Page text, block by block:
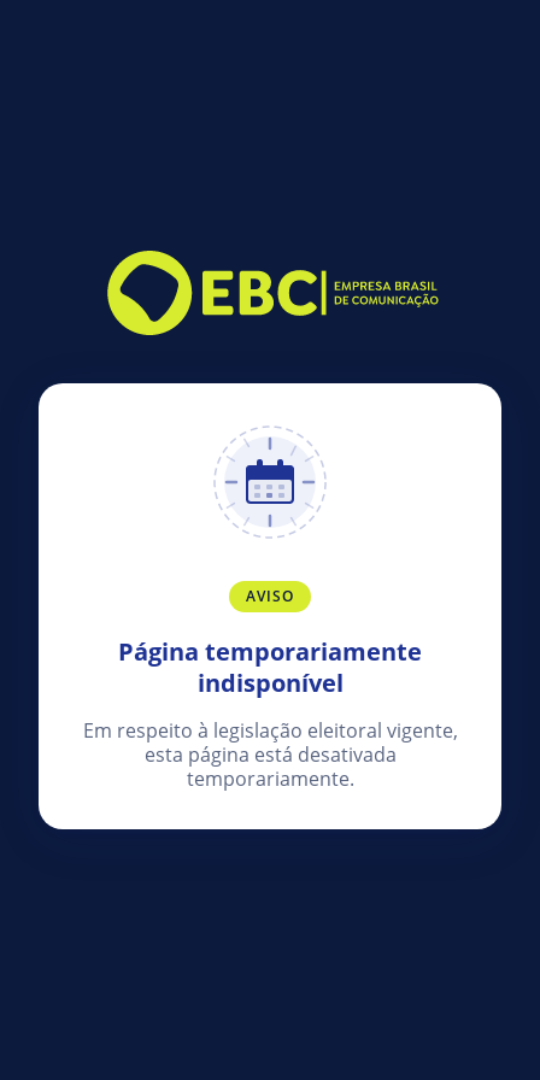
AVISO
Página temporariamente
indisponível
Em respeito à legislação eleitoral vigente,
esta página está desativada
temporariamente.